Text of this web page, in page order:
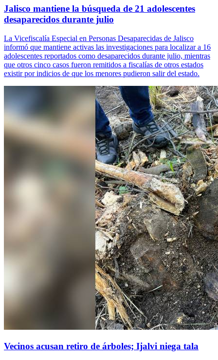
Jalisco mantiene la búsqueda de 21 adolescentes
desaparecidos durante julio
La Vicefiscalía Especial en Personas Desaparecidas de Jalisco
informó que mantiene activas las investigaciones para localizar a 16
adolescentes reportados como desaparecidos durante julio, mientras
que otros cinco casos fueron remitidos a fiscalías de otros estados
existir por indicios de que los menores pudieron salir del estado.
Vecinos acusan retiro de árboles; Ijalvi niega tala